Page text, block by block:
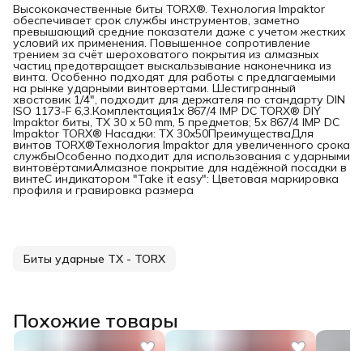
Высококачественные биты TORX®. Технология Impaktor
обеспечивает срок службы инструментов, заметно
превышающий средние показатели даже с учетом жестких
условий их применения. Повышенное сопротивление
трением за счёт шероховатого покрытия из алмазных
частиц предотвращает выскальзывание наконечника из
винта. Особенно подходят для работы с предлагаемыми
на рынке ударными винтовертами. Шестигранный
хвостовик 1/4", подходит для держателя по стандарту DIN
ISO 1173-F 6,3.Комплектация1x 867/4 IMP DC TORX® DIY
Impaktor биты, TX 30 x 50 mm, 5 предметов; 5x 867/4 IMP DC
Impaktor TORX® Насадки: TX 30x50ПреимуществаДля
винтов TORX®Технология Impaktor для увеличенного срока
службыОсобенно подходит для использования с ударными
винтовёртамиАлмазное покрытие для надёжной посадки в
винтеС индикатором "Take it easy": Цветовая маркировка
профиля и гравировка размера
Биты ударные TX - TORX
Похожие товары